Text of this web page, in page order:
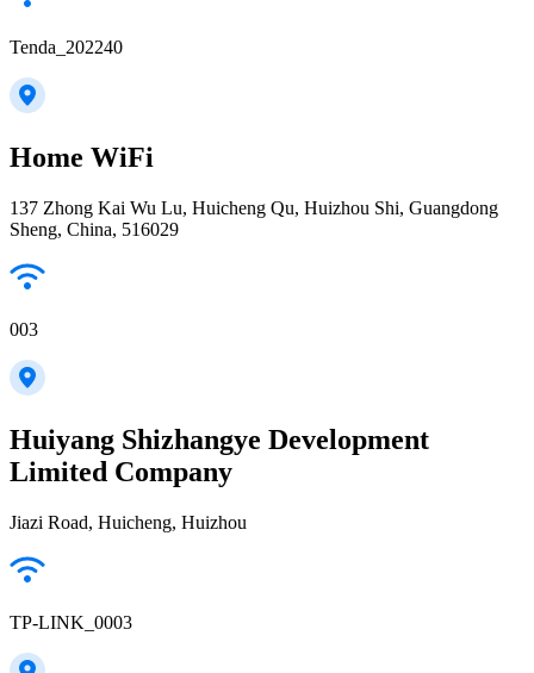
Tenda_202240
Home WiFi
137 Zhong Kai Wu Lu, Huicheng Qu, Huizhou Shi, Guangdong
Sheng, China, 516029
003
Huiyang Shizhangye Development
Limited Company
Jiazi Road, Huicheng, Huizhou
TP-LINK_0003